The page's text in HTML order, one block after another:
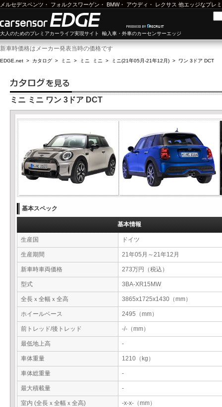
メルセデスベンツ ・ フォルクスワーゲン ・ BMW・ アウディ ・ レクサス 他エッジなプレ
大人のためのプレミアカーライフ実現サイト 輸入車・外車のカーセンサーエッジ
新車時価格はメーカー発表当時の価格です
EDGE.net > カタログ > ミニ > ミニ ミニ > ミニ(21年05月-21年12月) > ワン 3ドア DCT
ミニ ミニ ワン 3ドア DCT
基本スペック
基本情報
生産国 ドイツ
生産期間 21年05月～21年12月
新車時車両価格 273万円（税込）
型式 3BA-XR15MW
全長ｘ全幅ｘ全高 3865x1725x1430（mm）
ホイールベース 2495（mm）
前トレッド/後トレッド -/-（mm）
最低地上高 -
車体重量 1210（kg）
車体総重量 -
最大積載量 -
室内 (全長ｘ全幅ｘ全高) -x-x-（mm）